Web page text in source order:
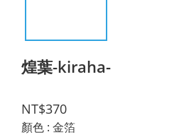
煌葉-kiraha-
NT$370
顏色 : 金箔